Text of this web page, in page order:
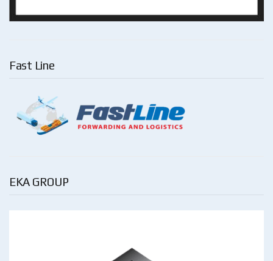
Fast Line
EKA GROUP